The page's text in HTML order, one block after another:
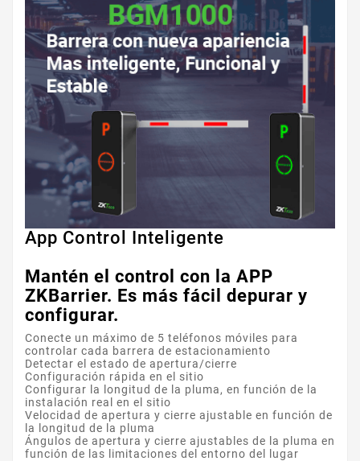
App Control Inteligente
Mantén el control con la APP
ZKBarrier. Es más fácil depurar y
configurar.
Conecte un máximo de 5 teléfonos móviles para
controlar cada barrera de estacionamiento
Detectar el estado de apertura/cierre
Configuración rápida en el sitio
Configurar la longitud de la pluma, en función de la
instalación real en el sitio
Velocidad de apertura y cierre ajustable en función de
la longitud de la pluma
Ángulos de apertura y cierre ajustables de la pluma en
función de las limitaciones del entorno del lugar